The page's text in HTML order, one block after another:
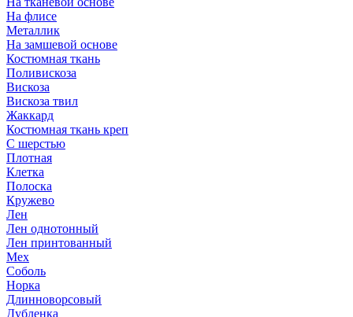
На флисе
Металлик
На замшевой основе
Костюмная ткань
Поливискоза
Вискоза
Вискоза твил
Жаккард
Костюмная ткань креп
С шерстью
Плотная
Клетка
Полоска
Кружево
Лен
Лен однотонный
Лен принтованный
Мех
Соболь
Норка
Длинноворсовый
Дубленка